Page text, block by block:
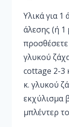
Υλικά για 1
άλεσης (ή 1
προσθέσετε
γλυκού
cottage 2-3
κ. γλυκού
εκχύλισμα
μπλέντερ